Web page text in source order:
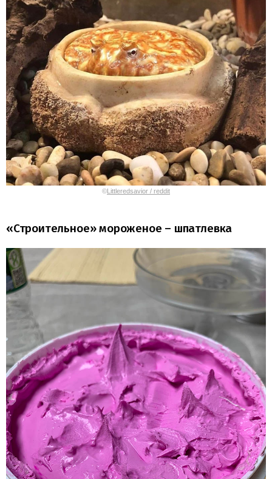
©Littleredsavior / reddit
«Строительное» мороженое – шпатлевка